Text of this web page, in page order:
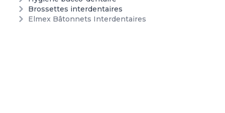
Brossettes interdentaires
Elmex Bâtonnets Interdentaires